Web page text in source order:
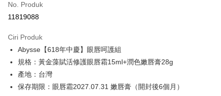
Ansuran Kad Kredit
Taiwan Cooperative Bank
Hua Nan Commercial
Bank
Chang Hwa Commercial
Bank
The Shanghai
Commercial & Savings
Bank
6 ansuran pada kadar faedah 0,
ansuran
Taiwan Cooperative Bank
Bank Komersial Pertama
Hua Nan Commercial Bank
The Shanghai Commercial &
Bank Komersial Taipei Fubon
Pengambilan di Kedai Serbaneka
LINE Pay
No. Produk
11819088
Ciri Produk
Abysse【618年中慶】眼唇呵護組
規格：黃金藻賦活修護眼唇霜15ml+潤色嫩唇膏28g
產地：台灣
保存期限：眼唇霜2027.07.31 嫩唇膏（開封後6個月）